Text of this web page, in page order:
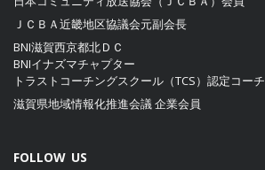
ＪＣＢＡ近畿地区協議会元副会長
BNI滋賀西京都北ＤＣ
BNIイナズマチャプター
トラストコーチングスクール（TCS）認定コーチ
滋賀県地域情報化推進会議企業会員
FOLLOW US